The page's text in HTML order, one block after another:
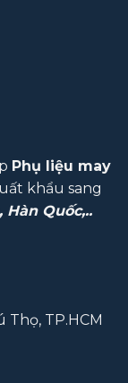
Phụ liệu may
khẩu sang
Hàn Quốc,..
TP.HCM